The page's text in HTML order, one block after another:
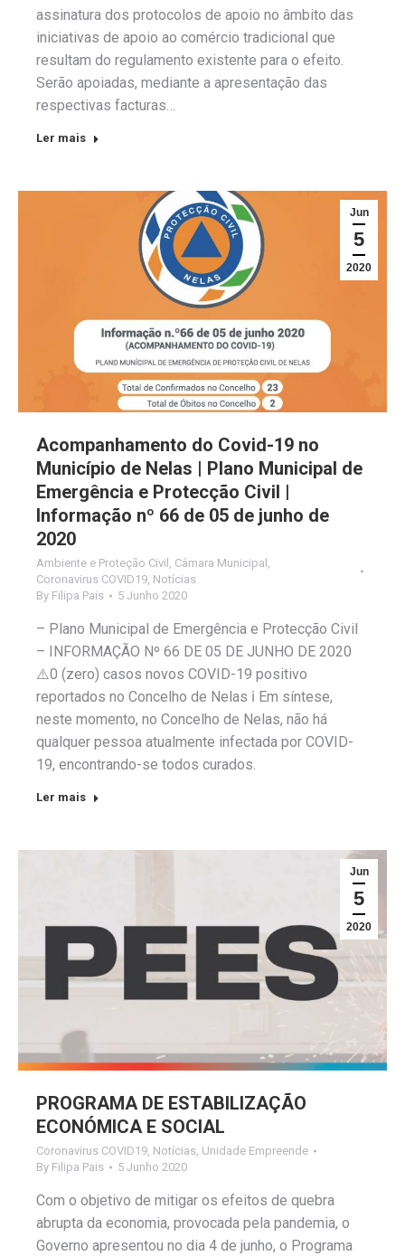
assinatura dos protocolos de apoio no âmbito das
iniciativas de apoio ao comércio tradicional que
resultam do regulamento existente para o efeito.
Serão apoiadas, mediante a apresentação das
respectivas facturas…
Ler mais
Jun
5
2020
Acompanhamento do Covid-19 no
Município de Nelas | Plano Municipal de
Emergência e Protecção Civil |
Informação nº 66 de 05 de junho de
2020
Ambiente e Proteção Civil Câmara Municipal
Coronavirus COVID19 Notícias
By Filipa Pais 5 Junho 2020
– Plano Municipal de Emergência e Protecção Civil
– INFORMAÇÃO Nº 66 DE 05 DE JUNHO DE 2020
⚠️0 (zero) casos novos COVID-19 positivo
reportados no Concelho de Nelas ℹ️ Em síntese,
neste momento, no Concelho de Nelas, não há
qualquer pessoa atualmente infectada por COVID-
19, encontrando-se todos curados.
Ler mais
Jun
5
2020
PROGRAMA DE ESTABILIZAÇÃO
ECONÓMICA E SOCIAL
Coronavirus COVID19, Notícias, Unidade Empreende
By Filipa Pais 5 Junho 2020
Com o objetivo de mitigar os efeitos de quebra
abrupta da economia, provocada pela pandemia, o
Governo apresentou no dia 4 de junho, o Programa